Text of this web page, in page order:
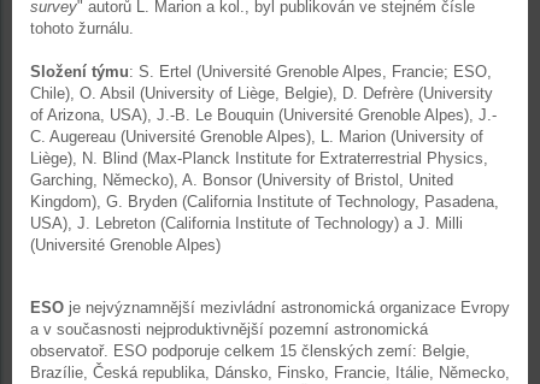
survey" autorů L. Marion a kol., byl publikován ve stejném čísle
tohoto žurnálu.
Složení týmu: S. Ertel (Université Grenoble Alpes, Francie; ESO,
Chile), O. Absil (University of Liège, Belgie), D. Defrère (University
of Arizona, USA), J.-B. Le Bouquin (Université Grenoble Alpes), J.-
C. Augereau (Université Grenoble Alpes), L. Marion (University of
Liège), N. Blind (Max-Planck Institute for Extraterrestrial Physics,
Garching, Německo), A. Bonsor (University of Bristol, United
Kingdom), G. Bryden (California Institute of Technology, Pasadena,
USA), J. Lebreton (California Institute of Technology) a J. Milli
(Université Grenoble Alpes)
ESO je nejvýznamnější mezivládní astronomická organizace Evropy
a v současnosti nejproduktivnější pozemní astronomická
observatoř. ESO podporuje celkem 15 členských zemí: Belgie,
Brazílie, Česká republika, Dánsko, Finsko, Francie, Itálie, Německo,